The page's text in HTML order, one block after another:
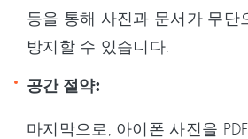
등을 통해 사진과 문서가 무단
방지할 수 있습니다.
공간 절약:
마지막으로, 아이폰 사진을